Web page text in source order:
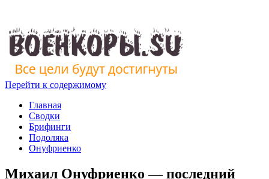
Перейти к содержимому
Главная
Сводки
Брифинги
Подоляка
Онуфриенко
Михаил Онуфриенко — последний